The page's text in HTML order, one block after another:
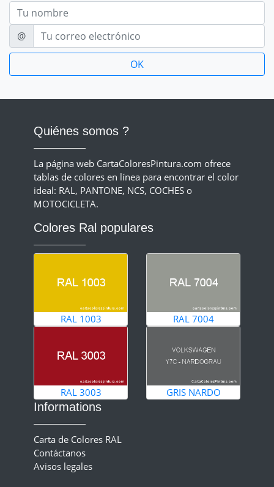
Nom
E-mail
@
Quiénes somos ?
La página web CartaColoresPintura.com ofrece
tablas de colores en línea para encontrar el color
ideal: RAL, PANTONE, NCS, COCHES o
MOTOCICLETA.
Colores Ral populares
RAL 1003 RAL 7004
RAL 3003 GRIS NARDO
Informations
Carta de Colores RAL
Contáctanos
Avisos legales